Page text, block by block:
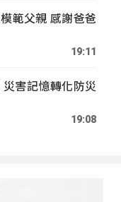
範父親 感謝爸爸
19:11
害記憶轉化防災
19:08